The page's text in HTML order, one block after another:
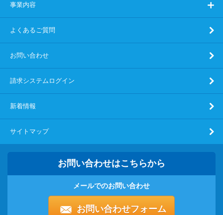
事業内容
よくあるご質問
お問い合わせ
請求システムログイン
新着情報
サイトマップ
お問い合わせはこちらから
メールでのお問い合わせ
お問い合わせフォーム